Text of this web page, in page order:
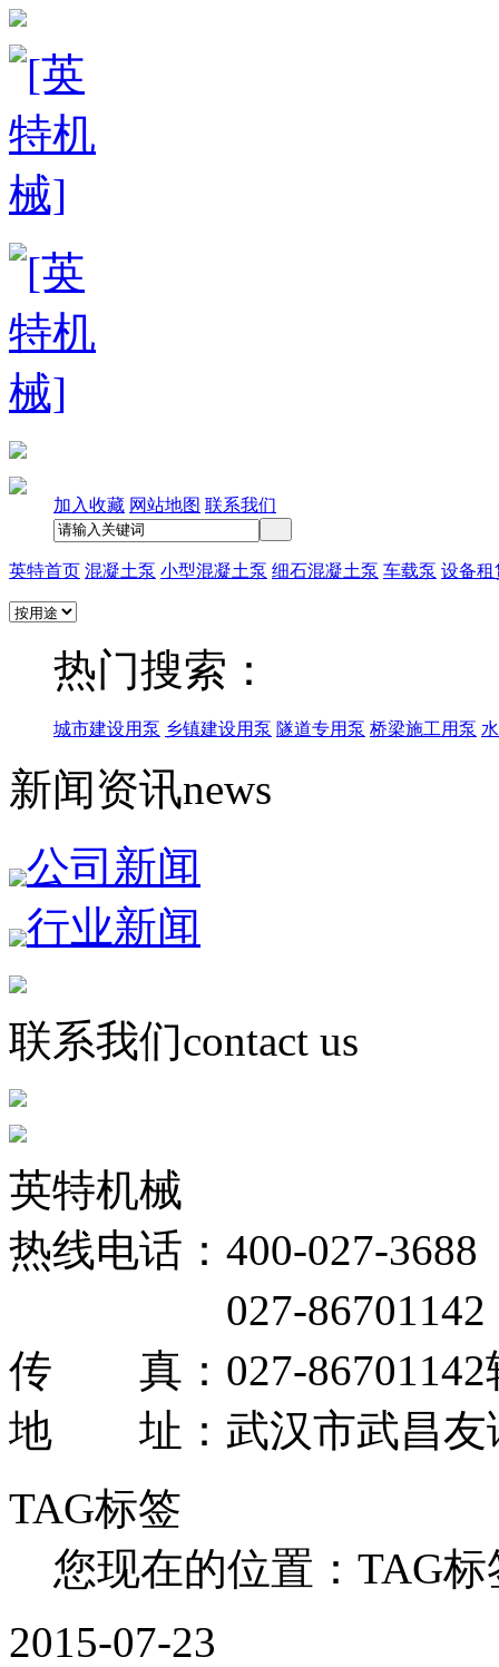
加入收藏 网站地图 联系我们
英特首页 混凝土泵 小型混凝土泵 细石混凝土泵 车载泵 设备租
热门搜索：
城市建设用泵 乡镇建设用泵 隧道专用泵 桥梁施工用泵
新闻资讯news
公司新闻
行业新闻
联系我们contact us
英特机械
热线电话：400-027-3688
027-86701142；
传 真：027-86701142
地 址：武汉市武昌友
TAG标签
您现在的位置：TAG
2015-07-23